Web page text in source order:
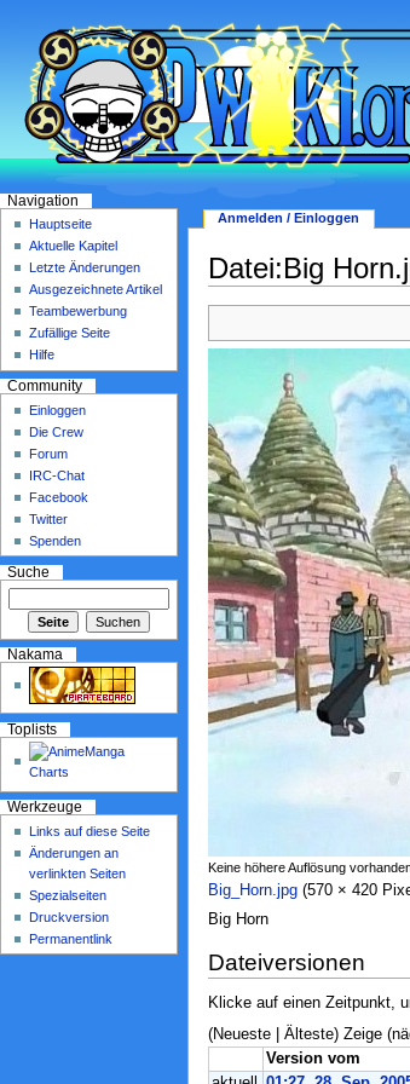
Datei:Big
Keine höhere Auflösung
Big_Horn.jpg (570 × 420
Big Horn
Dateiversionen
Klicke auf einen Zeitpunkt,
(Neueste | Älteste) Zeige
Version vom
Anmelden / Einloggen
Navigation
Hauptseite
Aktuelle Kapitel
Letzte Änderungen
Ausgezeichnete Artikel
Teambewerbung
Zufällige Seite
Hilfe
Community
Einloggen
Die Crew
Forum
IRC-Chat
Facebook
Twitter
Spenden
Suche
Nakama
Toplists
Werkzeuge
Links auf diese Seite
Änderungen an
verlinkten Seiten
Spezialseiten
Druckversion
Permanentlink